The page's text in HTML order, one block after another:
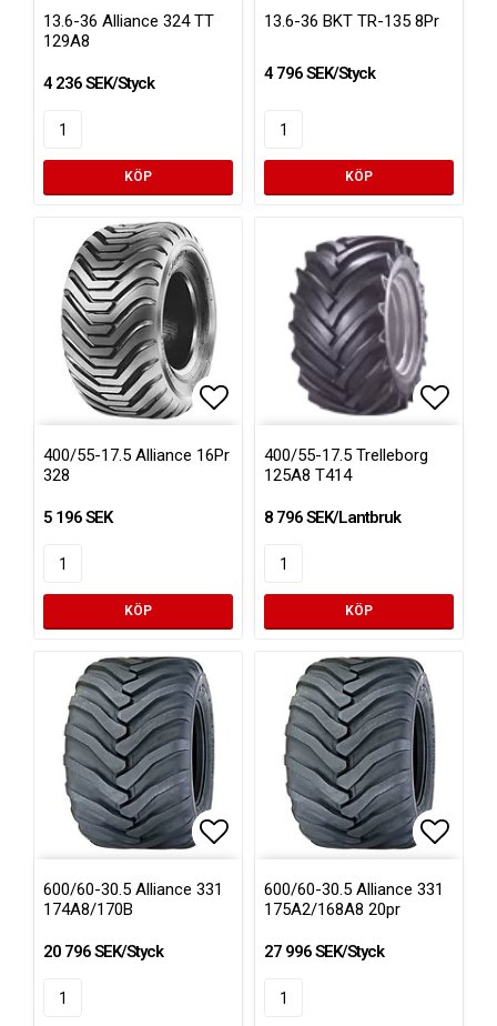
13.6-36 Alliance 324 TT
129A8
4 236 SEK/Styck
KÖP
13.6-36 BKT TR-135 8Pr
4 796 SEK/Styck
KÖP
400/55-17.5 Alliance 16Pr
328
5 196 SEK
KÖP
400/55-17.5 Trelleborg
125A8 T414
8 796 SEK/Lantbruk
KÖP
600/60-30.5 Alliance 331
174A8/170B
20 796 SEK/Styck
600/60-30.5 Alliance 331
175A2/168A8 20pr
27 996 SEK/Styck